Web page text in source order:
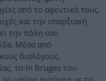
από το αφεντικό τους.
και την υπαρξιακή
την πόλη σαν
Μέσα από
διαλόγους,
το In Bruges του